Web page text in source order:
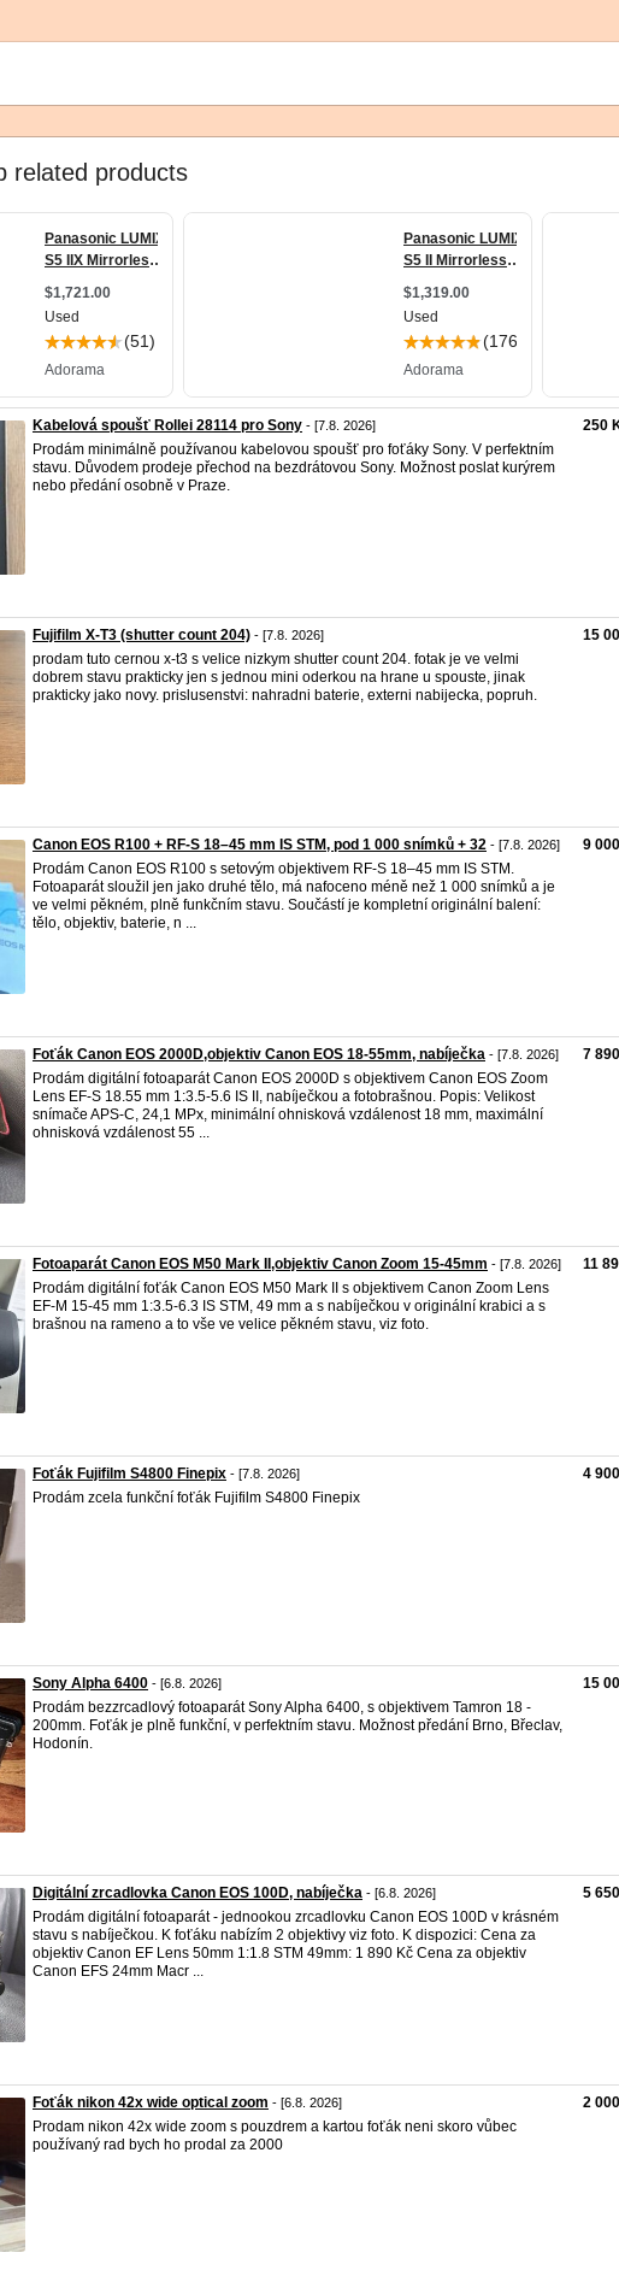
Kabelová spoušť Rollei 28114 pro Sony - [7.8. 2026]
Prodám minimálně používanou kabelovou spoušť pro foťáky Sony. V perfektním
stavu. Důvodem prodeje přechod na bezdrátovou Sony. Možnost poslat kurýrem
nebo předání osobně v Praze.
250
Fujifilm X-T3 (shutter count 204) - [7.8. 2026]
prodam tuto cernou x-t3 s velice nizkym shutter count 204. fotak je ve velmi
dobrem stavu prakticky jen s jednou mini oderkou na hrane u spouste, jinak
prakticky jako novy. prislusenstvi: nahradni baterie, externi nabijecka, popruh.
15
Canon EOS R100 + RF-S 18–45 mm IS STM, pod 1 000 snímků + 32 - [7.8. 2026]
Prodám Canon EOS R100 s setovým objektivem RF-S 18–45 mm IS STM.
Fotoaparát sloužil jen jako druhé tělo, má nafoceno méně než 1 000 snímků a je
ve velmi pěkném, plně funkčním stavu. Součástí je kompletní originální balení:
tělo, objektiv, baterie, n ...
9
Foťák Canon EOS 2000D,objektiv Canon EOS 18-55mm, nabíječka - [7.8. 2026]
Prodám digitální fotoaparát Canon EOS 2000D s objektivem Canon EOS Zoom
Lens EF-S 18.55 mm 1:3.5-5.6 IS II, nabíječkou a fotobrašnou. Popis: Velikost
snímače APS-C, 24,1 MPx, minimální ohnisková vzdálenost 18 mm, maximální
ohnisková vzdálenost 55 ...
7
Fotoaparát Canon EOS M50 Mark II,objektiv Canon Zoom 15-45mm - [7.8. 2026]
Prodám digitální foťák Canon EOS M50 Mark II s objektivem Canon Zoom Lens
EF-M 15-45 mm 1:3.5-6.3 IS STM, 49 mm a s nabíječkou v originální krabici a s
brašnou na rameno a to vše ve velice pěkném stavu, viz foto.
11
Foťák Fujifilm S4800 Finepix - [7.8. 2026]
Prodám zcela funkční foťák Fujifilm S4800 Finepix
4
Sony Alpha 6400 - [6.8. 2026]
Prodám bezzrcadlový fotoaparát Sony Alpha 6400, s objektivem Tamron 18 -
200mm. Foťák je plně funkční, v perfektním stavu. Možnost předání Brno, Břeclav,
Hodonín.
15
Digitální zrcadlovka Canon EOS 100D, nabíječka - [6.8. 2026]
Prodám digitální fotoaparát - jednookou zrcadlovku Canon EOS 100D v krásném
stavu s nabíječkou. K foťáku nabízím 2 objektivy viz foto. K dispozici: Cena za
objektiv Canon EF Lens 50mm 1:1.8 STM 49mm: 1 890 Kč Cena za objektiv
Canon EFS 24mm Macr ...
5
Foťák nikon 42x wide optical zoom - [6.8. 2026]
Prodam nikon 42x wide zoom s pouzdrem a kartou foťák neni skoro vůbec
používaný rad bych ho prodal za 2000
2